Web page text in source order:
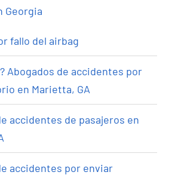
Georgia
fallo del airbag
Abogados de accidentes por
en Marietta, GA
accidentes de pasajeros en
accidentes por enviar